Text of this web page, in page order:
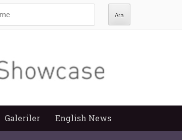
Galeriler English News